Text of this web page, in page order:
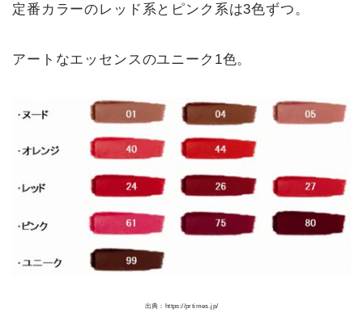
定番カラーのレッド系とピンク系は3色ずつ。
アートなエッセンスのユニーク1色。
出典：https://prtimes.jp/